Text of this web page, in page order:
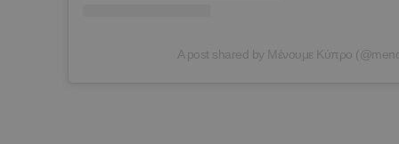
A post shared by Μένουμε Κύπρο